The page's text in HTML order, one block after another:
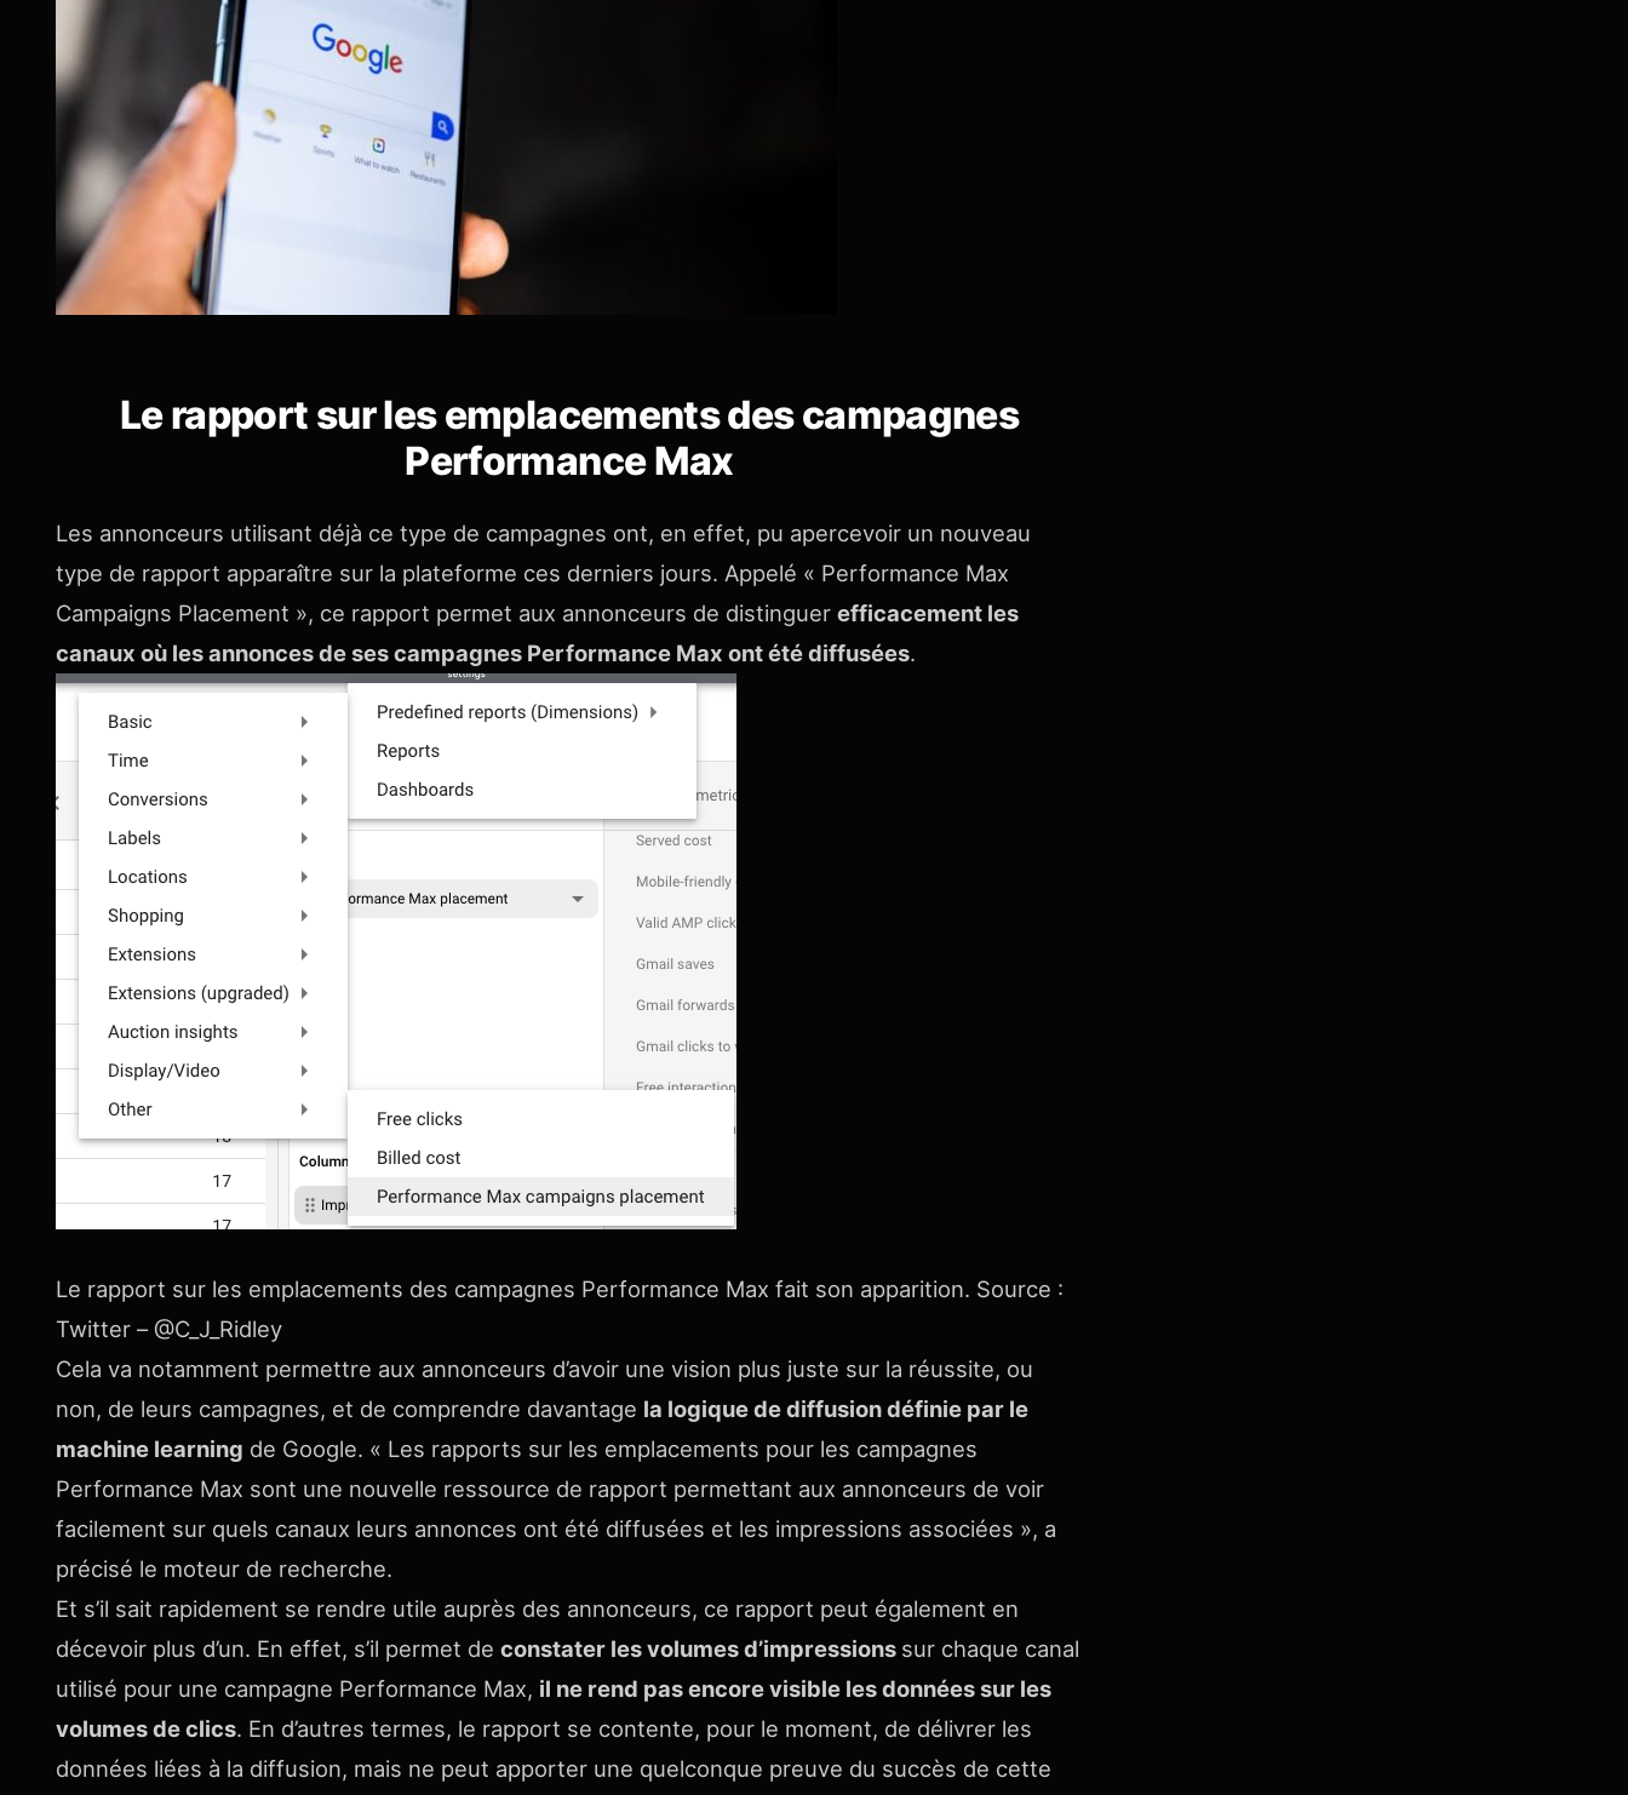
Le rapport sur les emplacements des campagnes
Performance Max
Les annonceurs utilisant déjà ce type de campagnes ont, en effet, pu apercevoir un nouveau
type de rapport apparaître sur la plateforme ces derniers jours. Appelé « Performance Max
Campaigns Placement », ce rapport permet aux annonceurs de distinguer efficacement les
canaux où les annonces de ses campagnes Performance Max ont été diffusées.
Le rapport sur les emplacements des campagnes Performance Max fait son apparition. Source :
Twitter – @C_J_Ridley
Cela va notamment permettre aux annonceurs d’avoir une vision plus juste sur la réussite, ou
non, de leurs campagnes, et de comprendre davantage la logique de diffusion définie par le
machine learning de Google. « Les rapports sur les emplacements pour les campagnes
Performance Max sont une nouvelle ressource de rapport permettant aux annonceurs de voir
facilement sur quels canaux leurs annonces ont été diffusées et les impressions associées », a
précisé le moteur de recherche.
Et s’il sait rapidement se rendre utile auprès des annonceurs, ce rapport peut également en
décevoir plus d’un. En effet, s’il permet de constater les volumes d’impressions sur chaque canal
utilisé pour une campagne Performance Max, il ne rend pas encore visible les données sur les
volumes de clics. En d’autres termes, le rapport se contente, pour le moment, de délivrer les
données liées à la diffusion, mais ne peut apporter une quelconque preuve du succès de cette